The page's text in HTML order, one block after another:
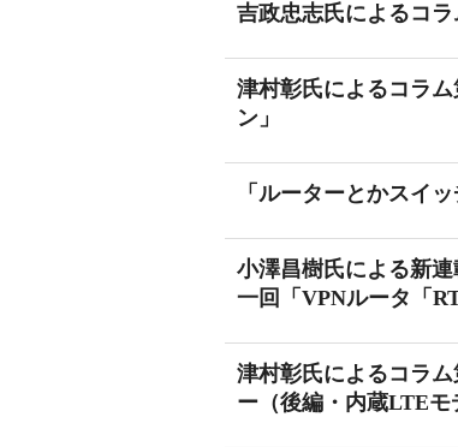
吉政忠志氏によるコラ
津村彰氏によるコラ
ン」
「ルーターとかスイ
小澤昌樹氏による新
一回「VPNルータ「
津村彰氏によるコラ
ー（後編・内蔵LTEモ